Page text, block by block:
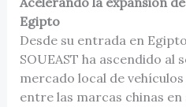
Egipto
Desde su entrada en
SOUEAST ha ascendido al
mercado local de
entre las marcas chinas